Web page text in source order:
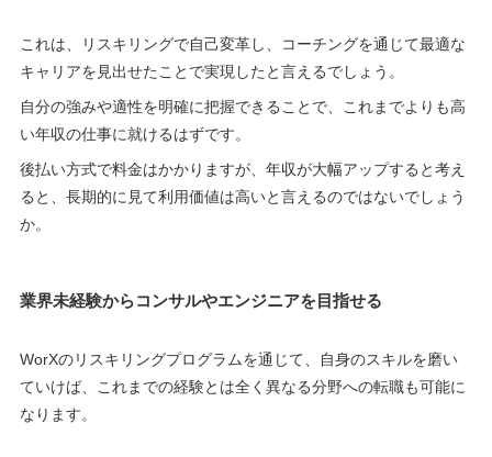
これは、リスキリングで自己変革し、コーチングを通じて最適な
キャリアを見出せたことで実現したと言えるでしょう。
自分の強みや適性を明確に把握できることで、これまでよりも高
い年収の仕事に就けるはずです。
後払い方式で料金はかかりますが、年収が大幅アップすると考え
ると、長期的に見て利用価値は高いと言えるのではないでしょう
か。
業界未経験からコンサルやエンジニアを目指せる
WorXのリスキリングプログラムを通じて、自身のスキルを磨い
ていけば、これまでの経験とは全く異なる分野への転職も可能に
なります。